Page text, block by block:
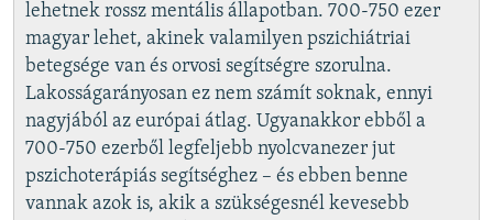
lehetnek rossz mentális állapotban. 700-750 ezer
magyar lehet, akinek valamilyen pszichiátriai
betegsége van és orvosi segítségre szorulna.
Lakosságarányosan ez nem számít soknak, ennyi
nagyjából az európai átlag. Ugyanakkor ebből a
700-750 ezerből legfeljebb nyolcvanezer jut
pszichoterápiás segítséghez – és ebben benne
vannak azok is, akik a szükségesnél kevesebb